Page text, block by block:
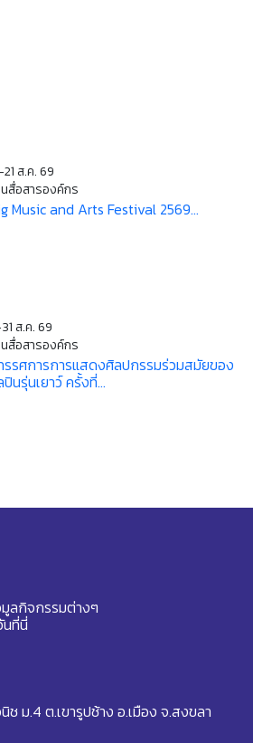
21 ส.ค. 69
สื่อสารองค์กร
Music and Arts Festival 2569...
ส.ค. 69
สื่อสารองค์กร
รรศการการแสดงศิลปกรรมร่วมสมัยของ
นรุ่นเยาว์ ครั้งที่...
ลกิจกรรมต่างๆ
ที่นี่
ม.4 ต.เขารูปช้าง อ.เมือง จ.สงขลา